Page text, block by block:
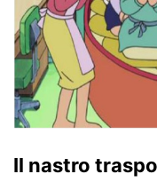
Il nastro